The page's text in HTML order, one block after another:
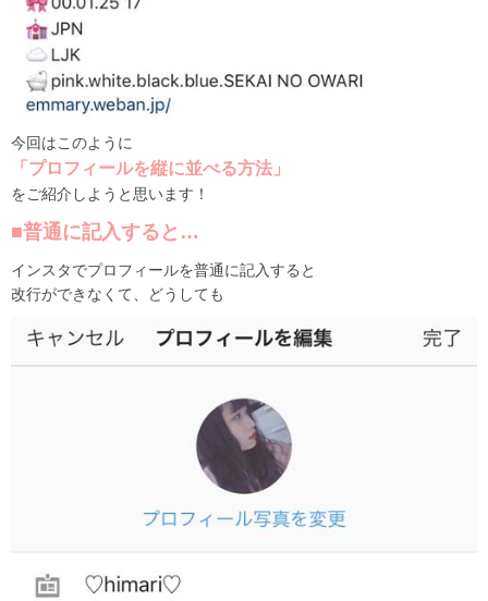
今回はこのように
「プロフィールを縦に並べる方法」
をご紹介しようと思います！
■普通に記入すると…
インスタでプロフィールを普通に記入すると
改行ができなくて、どうしても